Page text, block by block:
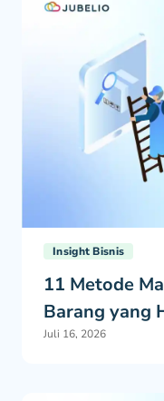
Insight Bisnis
11 Metode
Barang yang
Juli 16, 2026